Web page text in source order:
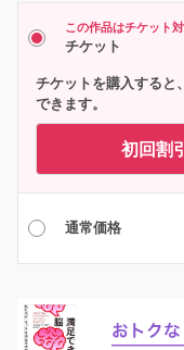
この作品はチケット
チケット
チケットを購入すると
できます。
初回割
通常価格